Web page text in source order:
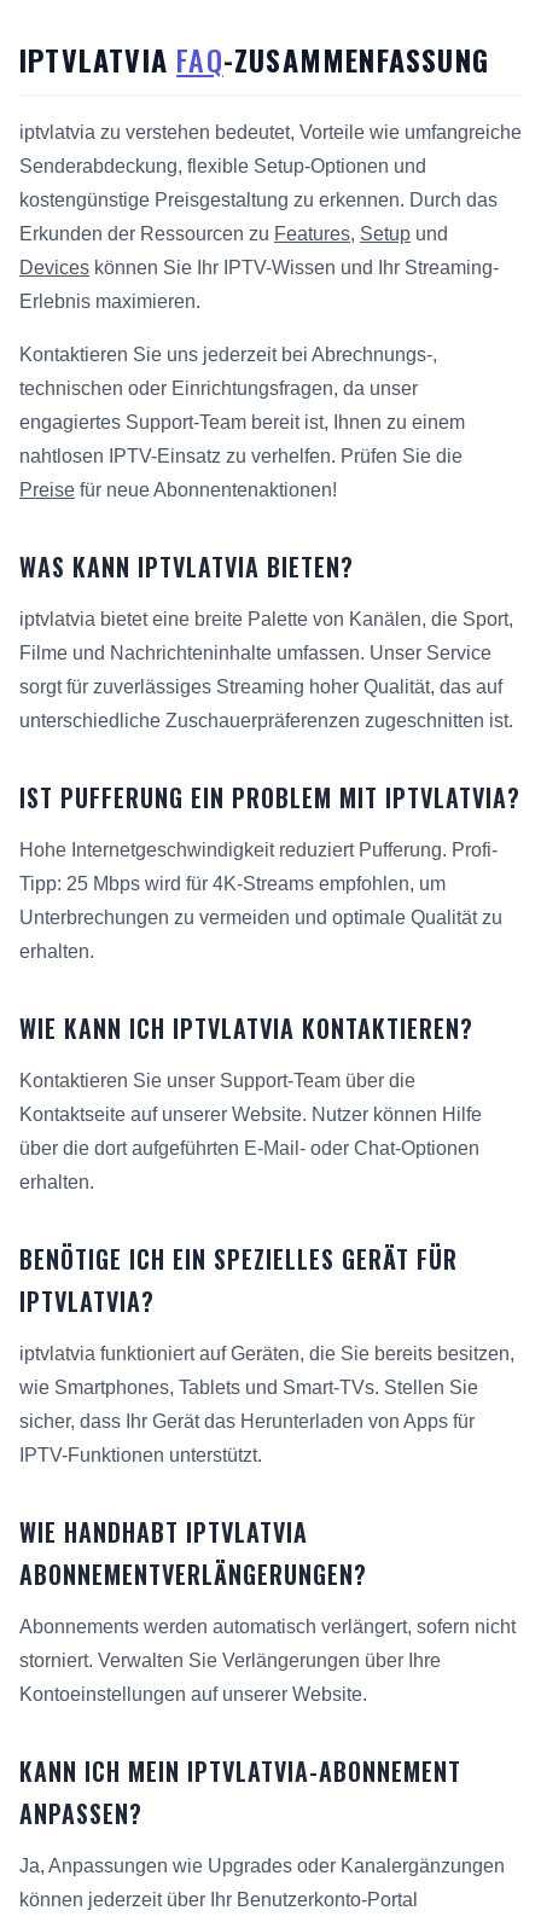
IPTVLATVIA FAQ-ZUSAMMENFASSUNG
iptvlatvia zu verstehen bedeutet, Vorteile wie umfangreiche
Senderabdeckung, flexible Setup-Optionen und
kostengünstige Preisgestaltung zu erkennen. Durch das
Erkunden der Ressourcen zu Features, Setup und
Devices können Sie Ihr IPTV-Wissen und Ihr Streaming-
Erlebnis maximieren.
Kontaktieren Sie uns jederzeit bei Abrechnungs-,
technischen oder Einrichtungsfragen, da unser
engagiertes Support-Team bereit ist, Ihnen zu einem
nahtlosen IPTV-Einsatz zu verhelfen. Prüfen Sie die
Preise für neue Abonnentenaktionen!
WAS KANN IPTVLATVIA BIETEN?
iptvlatvia bietet eine breite Palette von Kanälen, die Sport,
Filme und Nachrichteninhalte umfassen. Unser Service
sorgt für zuverlässiges Streaming hoher Qualität, das auf
unterschiedliche Zuschauerpräferenzen zugeschnitten ist.
IST PUFFERUNG EIN PROBLEM MIT IPTVLATVIA?
Hohe Internetgeschwindigkeit reduziert Pufferung. Profi-
Tipp: 25 Mbps wird für 4K-Streams empfohlen, um
Unterbrechungen zu vermeiden und optimale Qualität zu
erhalten.
WIE KANN ICH IPTVLATVIA KONTAKTIEREN?
Kontaktieren Sie unser Support-Team über die
Kontaktseite auf unserer Website. Nutzer können Hilfe
über die dort aufgeführten E-Mail- oder Chat-Optionen
erhalten.
BENÖTIGE ICH EIN SPEZIELLES GERÄT FÜR
IPTVLATVIA?
iptvlatvia funktioniert auf Geräten, die Sie bereits besitzen,
wie Smartphones, Tablets und Smart-TVs. Stellen Sie
sicher, dass Ihr Gerät das Herunterladen von Apps für
IPTV-Funktionen unterstützt.
WIE HANDHABT IPTVLATVIA
ABONNEMENTVERLÄNGERUNGEN?
Abonnements werden automatisch verlängert, sofern nicht
storniert. Verwalten Sie Verlängerungen über Ihre
Kontoeinstellungen auf unserer Website.
KANN ICH MEIN IPTVLATVIA-ABONNEMENT
ANPASSEN?
Ja, Anpassungen wie Upgrades oder Kanalergänzungen
können jederzeit über Ihr Benutzerkonto-Portal